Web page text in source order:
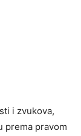
i zvukova,
prema pravom